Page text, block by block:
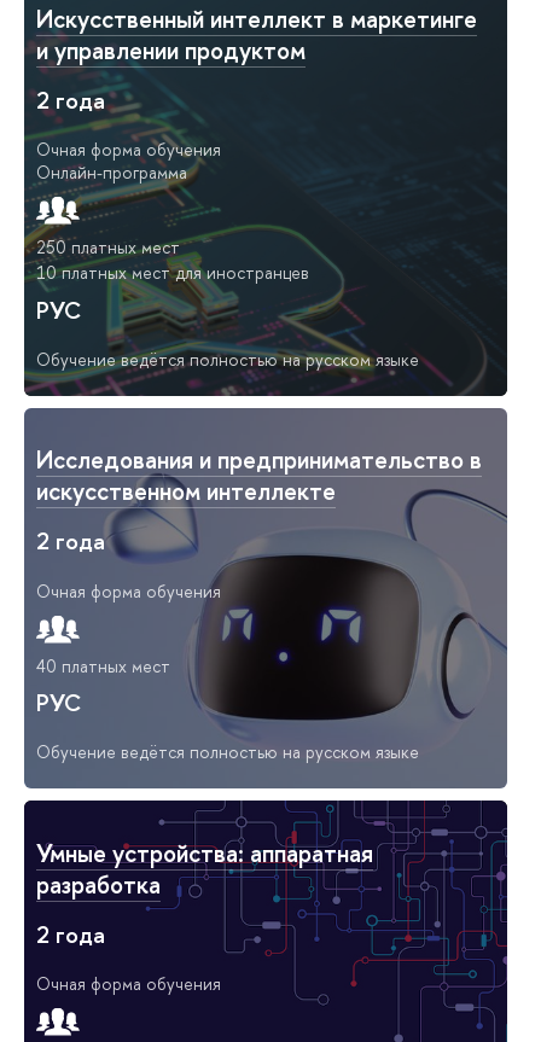
Искусственный интеллект в маркетинге
и управлении продуктом
2 года
Очная форма обучения
Онлайн-программа
250 платных мест
10 платных мест для иностранцев
РУС
Обучение ведётся полностью на русском языке
Исследования и предпринимательство в
искусственном интеллекте
2 года
Очная форма обучения
40 платных мест
РУС
Обучение ведётся полностью на русском языке
Умные устройства: аппаратная
разработка
2 года
Очная форма обучения